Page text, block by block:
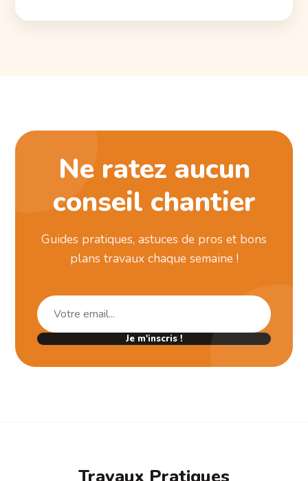
Ne ratez aucun
conseil chantier
Guides pratiques, astuces de pros et bons
plans travaux chaque semaine !
Je m'inscris !